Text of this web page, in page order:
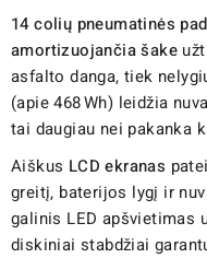
14 colių pneumatinės
amortizuojančia šake
asfalto danga, tiek
(apie 468 Wh) leidžia
tai daugiau nei pakanka
Aiškus LCD ekranas
greitį, baterijos lygį ir
galinis LED apšvietimas
diskiniai stabdžiai